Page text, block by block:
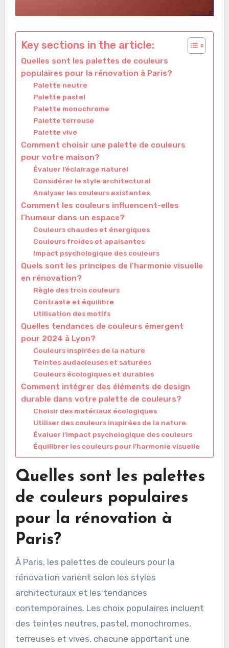
Key sections in the article:
Quelles sont les palettes de couleurs
populaires pour la rénovation à Paris?
Palette neutre
Palette pastel
Palette monochrome
Palette terreuse
Palette vive
Comment choisir une palette de couleurs
pour votre maison?
Évaluer l’éclairage naturel
Considérer le style architectural
Analyser les couleurs existantes
Comment les couleurs influencent-elles
l’humeur dans un espace?
Couleurs chaudes et énergiques
Couleurs froides et apaisantes
Impact psychologique des couleurs
Quels sont les principes de l’harmonie visuelle
en rénovation?
Règle des trois couleurs
Contraste et équilibre
Utilisation des motifs
Quelles tendances de couleurs émergent
pour 2024 à Lyon?
Couleurs inspirées de la nature
Teintes audacieuses et saturées
Couleurs écologiques et durables
Comment intégrer des éléments de design
durable dans votre palette de couleurs?
Choisir des matériaux écologiques
Utiliser des couleurs inspirées de la nature
Évaluer l’impact psychologique des couleurs
Équilibrer les couleurs pour l’harmonie visuelle
Quelles sont les palettes
de couleurs populaires
pour la rénovation à
Paris?
À Paris, les palettes de couleurs pour la
rénovation varient selon les styles
architecturaux et les tendances
contemporaines. Les choix populaires incluent
des teintes neutres, pastel, monochromes,
terreuses et vives, chacune apportant une